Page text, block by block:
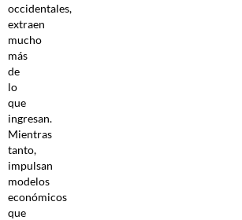
occidentales,
extraen
mucho
más
de
lo
que
ingresan.
Mientras
tanto,
impulsan
modelos
económicos
que